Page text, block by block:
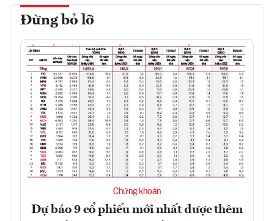
Đừng bỏ lỡ
Chứng khoán
Dự báo 9 cổ phiếu mới nhất được thêm